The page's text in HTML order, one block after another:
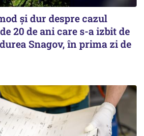
și dur despre cazul
20 de ani care s-a izbit de
Snagov, în prima zi de